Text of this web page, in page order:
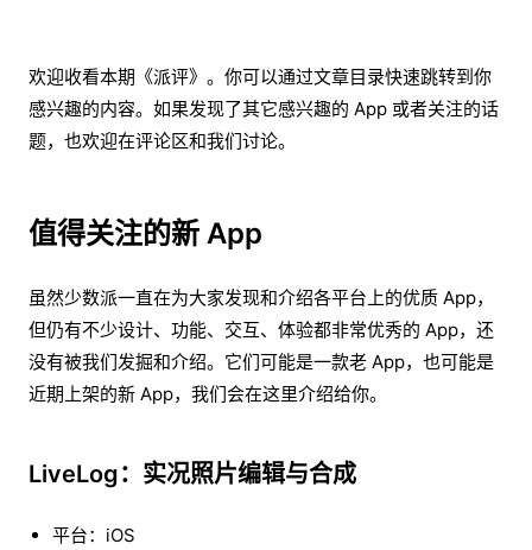
欢迎收看本期《派评》。你可以通过文章目录快速跳转到你
感兴趣的内容。如果发现了其它感兴趣的 App 或者关注的话
题，也欢迎在评论区和我们讨论。
值得关注的新 App
虽然少数派一直在为大家发现和介绍各平台上的优质 App，
但仍有不少设计、功能、交互、体验都非常优秀的 App，还
没有被我们发掘和介绍。它们可能是一款老 App，也可能是
近期上架的新 App，我们会在这里介绍给你。
LiveLog：实况照片编辑与合成
平台：iOS